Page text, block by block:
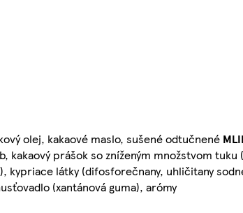
olej, kakaové maslo, sušené odtučnené
prášok so zníženým množstvom tuku
kypriace látky (difosforečnany, uhličitany
(xantánová guma), arómy